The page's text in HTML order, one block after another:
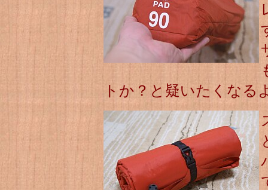
トか？と疑いたくなる